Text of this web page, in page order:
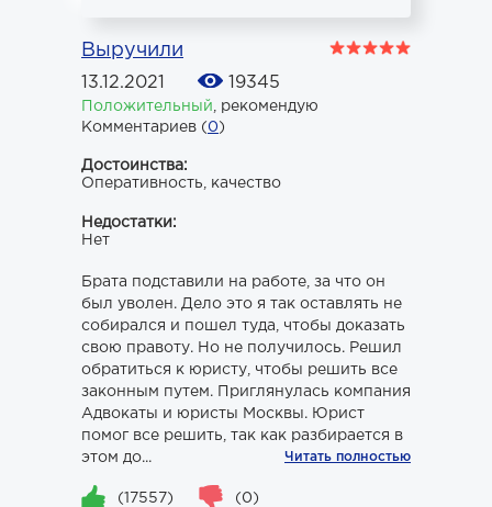
Выручили
13.12.2021 19345
Положительный
рекомендую
Комментариев (0)
Достоинства:
Оперативность, качество
Недостатки:
Нет
Брата подставили на работе, за что он
был уволен. Дело это я так оставлять не
собирался и пошел туда, чтобы доказать
свою правоту. Но не получилось. Решил
обратиться к юристу, чтобы решить все
законным путем. Приглянулась компания
Адвокаты и юристы Москвы. Юрист
помог все решить, так как разбирается в
этом до...
Читать полностью
(17557) (0)